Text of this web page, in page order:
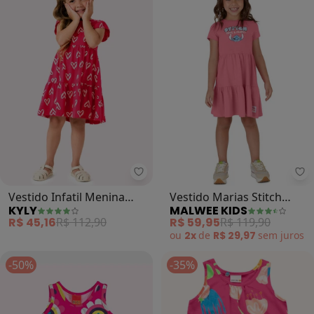
Kyly - Vestido Infatil Menina
Vestido Infatil Menina
Corações (Rosa)
KYLY
R$ 45,16R$ 112,90
Vestido Marias Stitch
(Rosê)
MALWEE KIDS
R$ 59,95R$ 119,90
ou 2x de R$ 29,97 sem juros
-50% -35%